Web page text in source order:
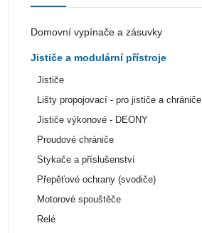
Domovní vypínače a zásuvky
Jističe a modulární přístroje
Jističe
Lišty propojovací - pro jističe a chrániče
Jističe výkonové - DEONY
Proudové chrániče
Stykače a příslušenství
Přepěťové ochrany (svodiče)
Motorové spouštěče
Relé